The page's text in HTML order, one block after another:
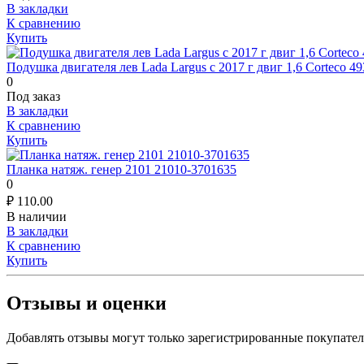
В закладки
К сравнению
Купить
Подушка двигателя лев Lada Largus с 2017 г двиг 1,6 Corteco
0
Под заказ
В закладки
К сравнению
Купить
Планка натяж. генер 2101 21010-3701635
0
₽ 110.00
В наличии
В закладки
К сравнению
Купить
Отзывы и оценки
Добавлять отзывы могут только зарегистрированные